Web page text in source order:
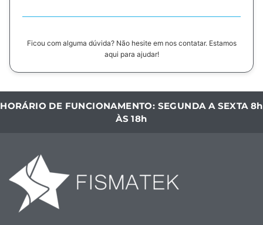
Ficou com alguma dúvida? Não hesite em nos contatar. Estamos
aqui para ajudar!
HORÁRIO DE FUNCIONAMENTO: SEGUNDA A SEXTA 8h
ÀS 18h